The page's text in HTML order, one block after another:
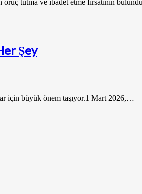
tutma ve ibadet etme fırsatının
Şey
için büyük önem taşıyor.1 Mart 2026,…